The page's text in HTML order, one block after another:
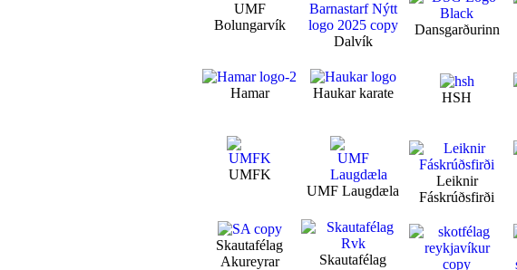
UMF
Bolungarvík
Dalvík
Dansgarðurinn
Hamar Haukar karate
HSH
UMFK
UMF Laugdæla
Leiknir
Fáskrúðsfirði
Skautafélag
Akureyrar
Skautafélag